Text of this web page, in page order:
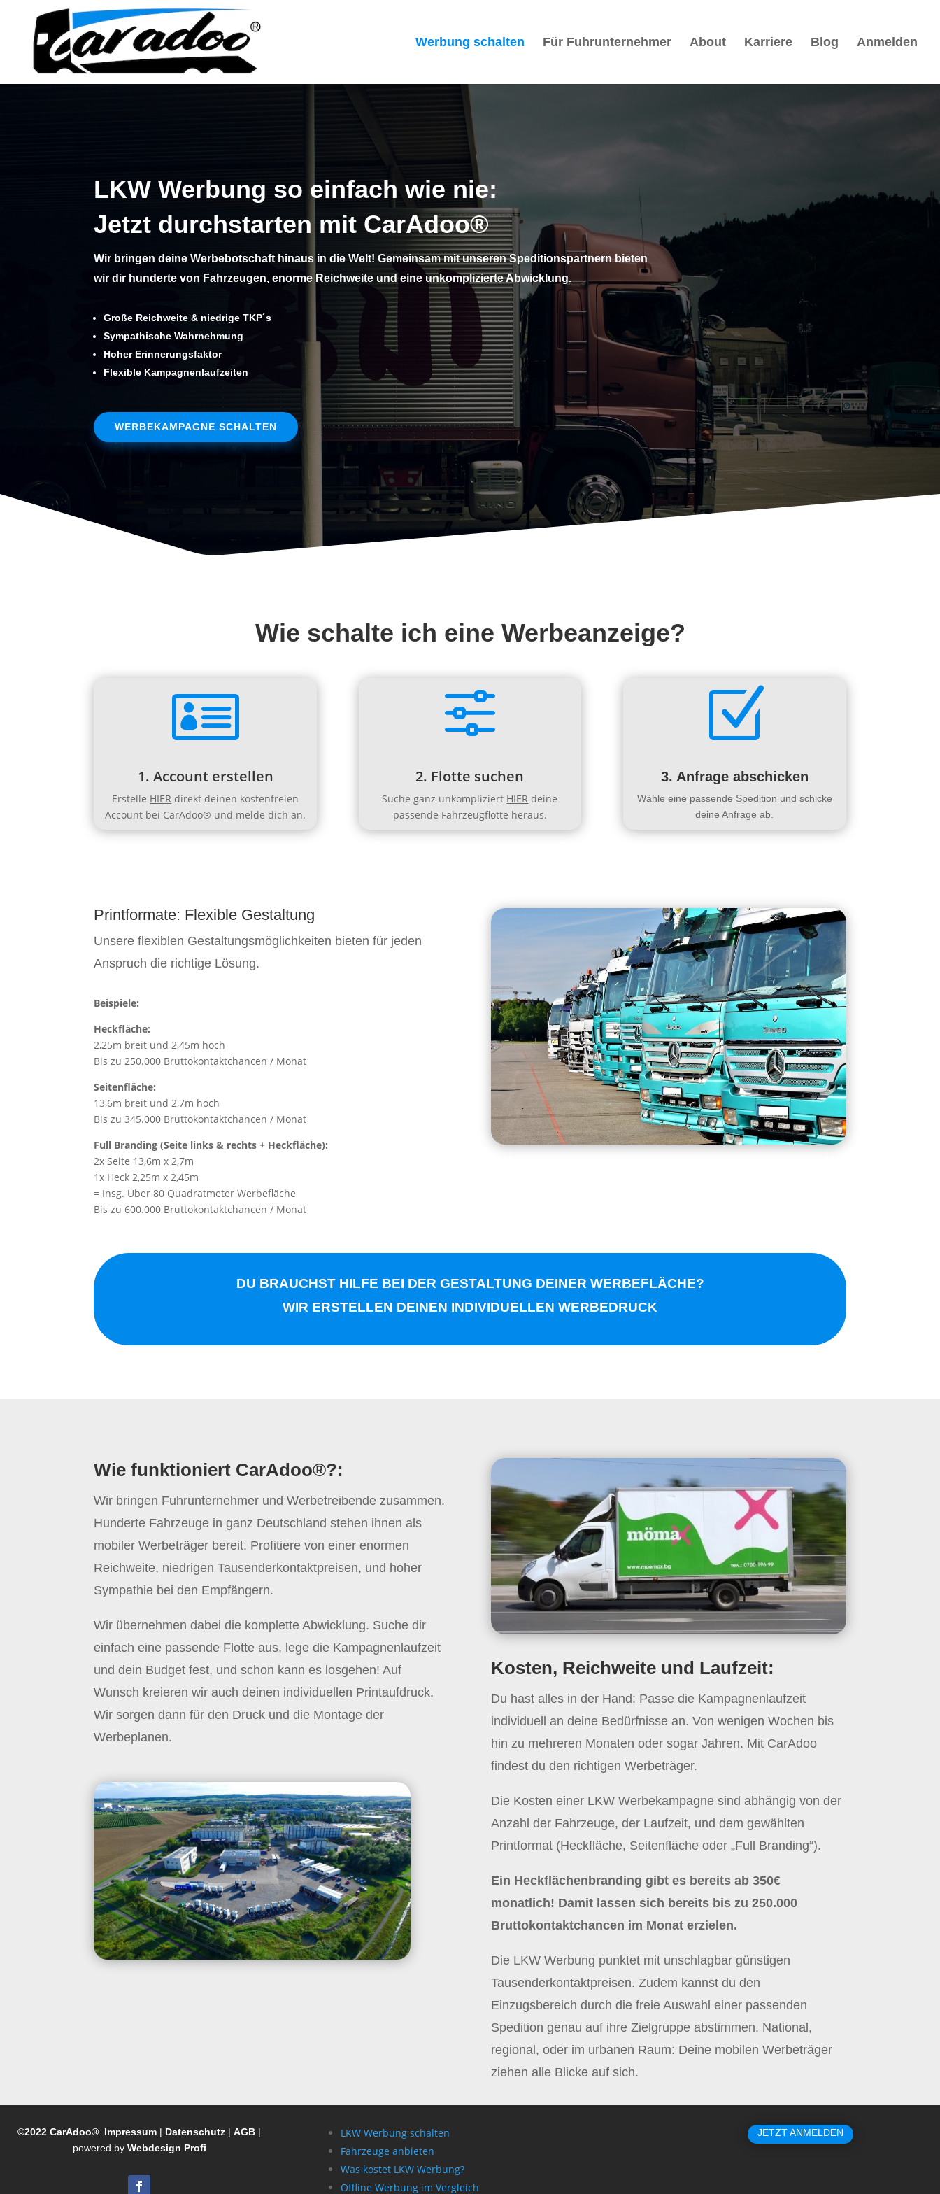
Werbung schalten Für Fuhrunternehmer About Karriere Blog Anmelden
LKW Werbung so einfach wie nie:
Jetzt durchstarten mit CarAdoo®
Wir bringen deine Werbebotschaft hinaus in die Welt! Gemeinsam mit unseren Speditionspartnern bieten
wir dir hunderte von Fahrzeugen, enorme Reichweite und eine unkomplizierte Abwicklung.
Große Reichweite & niedrige TKP´s
Sympathische Wahrnehmung
Hoher Erinnerungsfaktor
Flexible Kampagnenlaufzeiten
WERBEKAMPAGNE SCHALTEN
Wie schalte ich eine Werbeanzeige?

1. Account erstellen
Erstelle HIER direkt deinen kostenfreien
Account bei CarAdoo® und melde dich an.
f
2. Flotte suchen
Suche ganz unkompliziert HIER deine
passende Fahrzeugflotte heraus.
Z
3. Anfrage abschicken
Wähle eine passende Spedition und schicke
deine Anfrage ab.
Printformate: Flexible Gestaltung
Unsere flexiblen Gestaltungsmöglichkeiten bieten für jeden
Anspruch die richtige Lösung.
Beispiele:
Heckfläche:
2,25m breit und 2,45m hoch
Bis zu 250.000 Bruttokontaktchancen / Monat
Seitenfläche:
13,6m breit und 2,7m hoch
Bis zu 345.000 Bruttokontaktchancen / Monat
Full Branding (Seite links & rechts + Heckfläche):
2x Seite 13,6m x 2,7m
1x Heck 2,25m x 2,45m
= Insg. Über 80 Quadratmeter Werbefläche
Bis zu 600.000 Bruttokontaktchancen / Monat
DU BRAUCHST HILFE BEI DER GESTALTUNG DEINER WERBEFLÄCHE?
WIR ERSTELLEN DEINEN INDIVIDUELLEN WERBEDRUCK
Wie funktioniert CarAdoo®?:
Wir bringen Fuhrunternehmer und Werbetreibende zusammen.
Hunderte Fahrzeuge in ganz Deutschland stehen ihnen als
mobiler Werbeträger bereit. Profitiere von einer enormen
Reichweite, niedrigen Tausenderkontaktpreisen, und hoher
Sympathie bei den Empfängern.
Wir übernehmen dabei die komplette Abwicklung. Suche dir
einfach eine passende Flotte aus, lege die Kampagnenlaufzeit
und dein Budget fest, und schon kann es losgehen! Auf
Wunsch kreieren wir auch deinen individuellen Printaufdruck.
Wir sorgen dann für den Druck und die Montage der
Werbeplanen.
Kosten, Reichweite und Laufzeit:
Du hast alles in der Hand: Passe die Kampagnenlaufzeit
individuell an deine Bedürfnisse an. Von wenigen Wochen bis
hin zu mehreren Monaten oder sogar Jahren. Mit CarAdoo
findest du den richtigen Werbeträger.
Die Kosten einer LKW Werbekampagne sind abhängig von der
Anzahl der Fahrzeuge, der Laufzeit, und dem gewählten
Printformat (Heckfläche, Seitenfläche oder „Full Branding“).
Ein Heckflächenbranding gibt es bereits ab 350€
monatlich! Damit lassen sich bereits bis zu 250.000
Bruttokontaktchancen im Monat erzielen.
Die LKW Werbung punktet mit unschlagbar günstigen
Tausenderkontaktpreisen. Zudem kannst du den
Einzugsbereich durch die freie Auswahl einer passenden
Spedition genau auf ihre Zielgruppe abstimmen. National,
regional, oder im urbanen Raum: Deine mobilen Werbeträger
ziehen alle Blicke auf sich.
©2022 CarAdoo® Impressum | Datenschutz |AGB |
powered by Webdesign Profi
LKW Werbung schalten
Fahrzeuge anbieten
Was kostet LKW Werbung?
Offline Werbung im Vergleich
JETZT ANMELDEN